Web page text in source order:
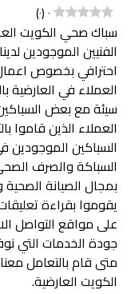
٠(٠)
سباك صحي الكويت
الفنيين الموجودين
احترافي بخصوص
العملاء في
سيئة مع بعض
العملاء الذين قاموا
السباكين الموجودين
بمجال الصيانة
يقوموا بقراءة
على مواقع التواصل
جودة الخدمات التي
متى قام بالتعامل
الكويت العارضية.